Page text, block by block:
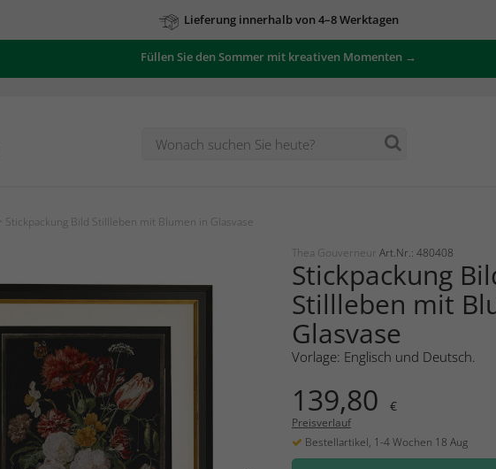
Lieferung innerhalb von 4–8 Werktagen
Füllen Sie den Sommer mit kreativen Momenten →
> Stickpackung Bild Stillleben mit Blumen in Glasvase
Thea Gouverneur Art.Nr.: 480408
Stickpackung
Stillleben mit
Glasvase
Vorlage: Englisch und Deutsch.
139,80 €
Preisverlauf
Bestellartikel, 1-4 Wochen 18 Aug